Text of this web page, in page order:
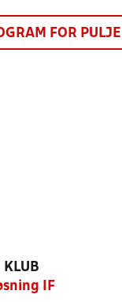
FOR PULJE
KLUB
IF